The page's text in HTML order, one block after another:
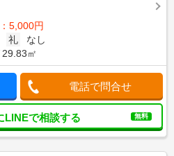
5,000円
礼
なし
29.83㎡
電話で問合せ
LINEで相談する 無料